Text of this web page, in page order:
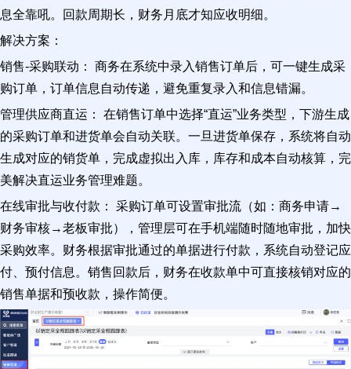
息全靠吼。回款周期长，财务月底才知应收明细。
解决方案：
销售-采购联动： 商务在系统中录入销售订单后，可一键生成采
购订单，订单信息自动传递，避免重复录入和信息错漏。
管理供应商直运： 在销售订单中选择“直运”业务类型，下游生成
的采购订单和进货单会自动关联。一旦进货单保存，系统将自动
生成对应的销货单，完成虚拟出入库，库存和成本自动核算，完
美解决直运业务管理难题。
在线审批与收付款： 采购订单可设置审批流（如：商务申请→
财务审核→老板审批），管理层可在手机端随时随地审批，加快
采购效率。财务根据审批通过的单据进行付款，系统自动登记应
付、预付信息。销售回款后，财务在收款单中可直接核销对应的
销售单据和预收款，操作简便。